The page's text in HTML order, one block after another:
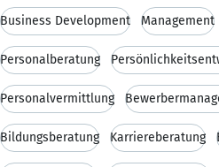
Business Development Management
Personalberatung
Personalvermittlung
Bildungsberatung Karriereberatung